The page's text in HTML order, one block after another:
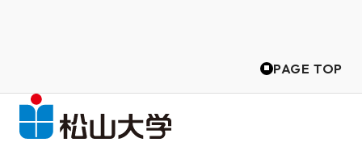
PAGE TOP